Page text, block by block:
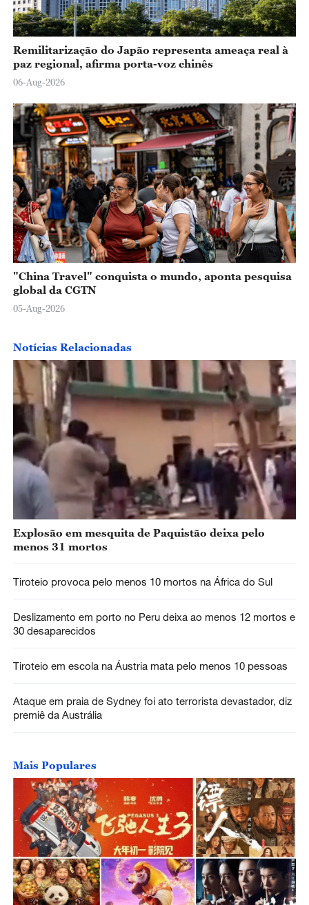
Remilitarização do Japão representa ameaça real à
paz regional, afirma porta-voz chinês
06-Aug-2026
"China Travel" conquista o mundo, aponta pesquisa
global da CGTN
05-Aug-2026
Notícias Relacionadas
Explosão em mesquita de Paquistão deixa pelo
menos 31 mortos
Tiroteio provoca pelo menos 10 mortos na África do Sul
Deslizamento em porto no Peru deixa ao menos 12 mortos e
30 desaparecidos
Tiroteio em escola na Áustria mata pelo menos 10 pessoas
Ataque em praia de Sydney foi ato terrorista devastador, diz
premiê da Austrália
Mais Populares